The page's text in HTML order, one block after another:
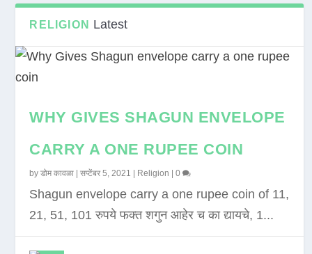
RELIGION Latest
WHY GIVES SHAGUN ENVELOPE
CARRY A ONE RUPEE COIN
byडोम कावळा |सप्टेंबर 5, 2021 Religion |0
Shagun envelope carry a one rupee coin of 11,
21, 51, 101 रुपये फक्त शगुन आहेर च का द्यायचे, 1...